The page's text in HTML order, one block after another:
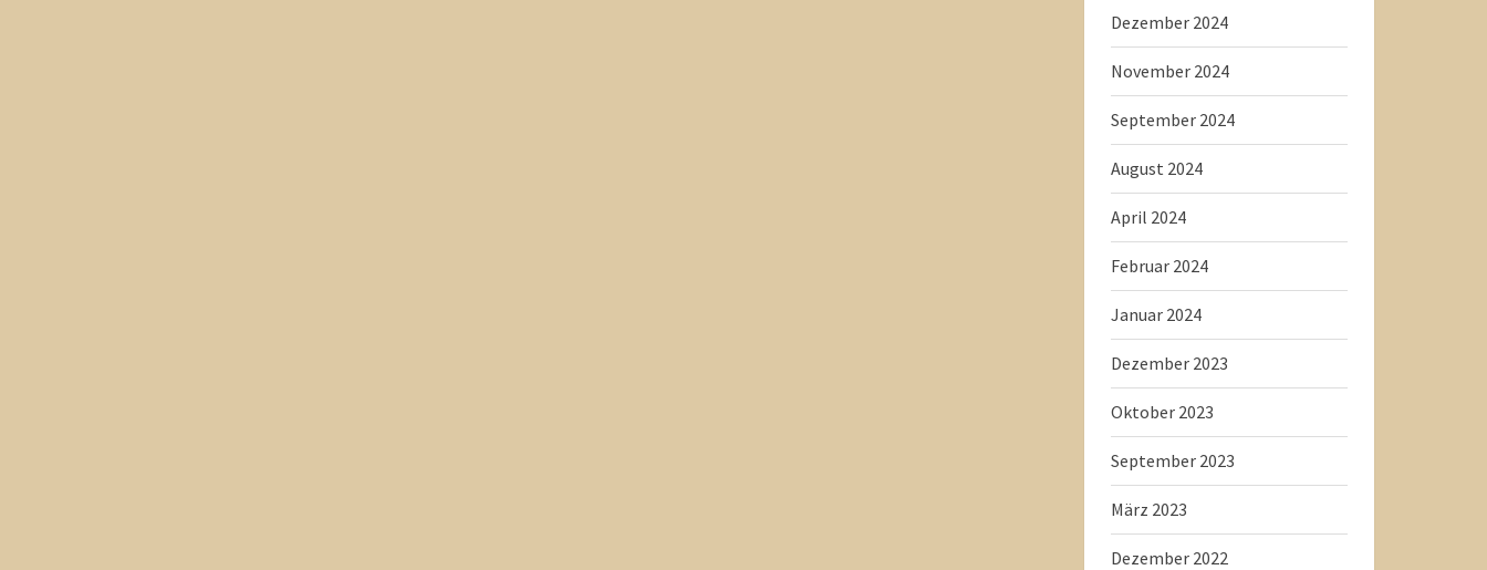
Dezember 2024
November 2024
September 2024
August 2024
April 2024
Februar 2024
Januar 2024
Dezember 2023
Oktober 2023
September 2023
März 2023
Dezember 2022